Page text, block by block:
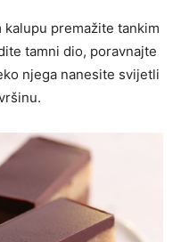
premažite tankim
tamni dio, poravnajte
njega nanesite svijetli